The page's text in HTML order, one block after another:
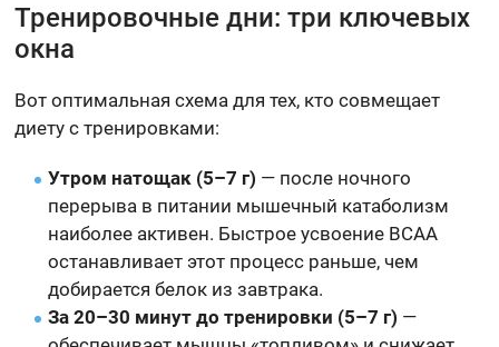
Тренировочные дни: три ключевых
окна
Вот оптимальная схема для тех, кто совмещает
диету с тренировками:
Утром натощак (5–7 г) — после ночного
перерыва в питании мышечный катаболизм
наиболее активен. Быстрое усвоение BCAA
останавливает этот процесс раньше, чем
добирается белок из завтрака.
За 20–30 минут до тренировки (5–7 г) —